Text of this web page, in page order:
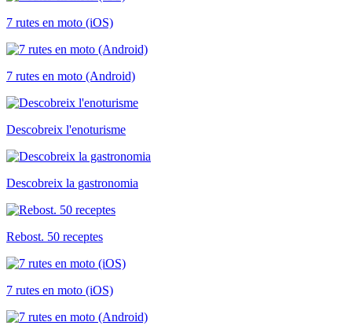
7 rutes en moto (iOS)
7 rutes en moto (Android)
Descobreix l'enoturisme
Descobreix la gastronomia
Rebost. 50 receptes
7 rutes en moto (iOS)